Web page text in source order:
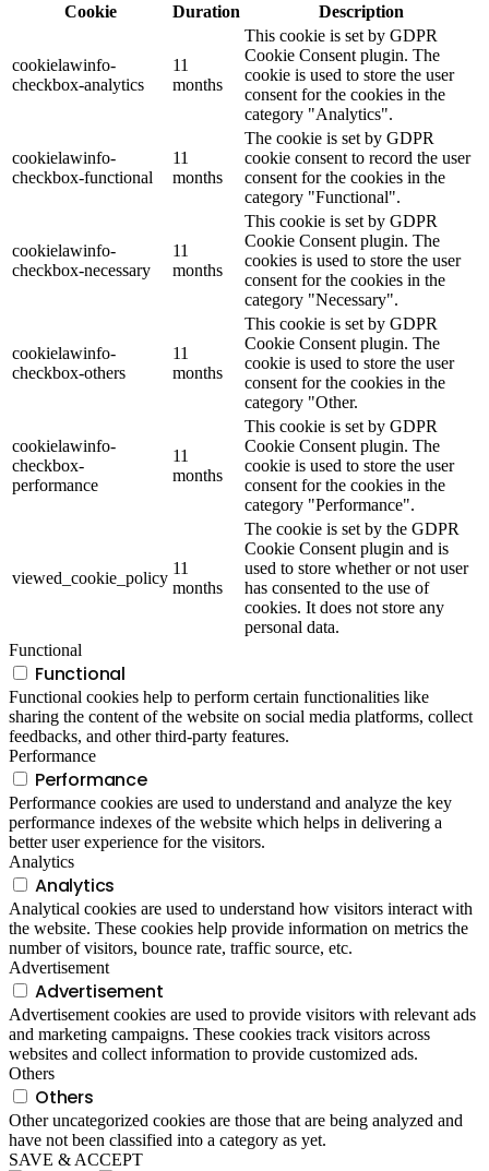
Cookie
Duration Description
cookielawinfo-
checkbox-analytics
11
months
This cookie is set by GDPR
Cookie Consent plugin. The
cookie is used to store the user
consent for the cookies in the
category "Analytics".
cookielawinfo-
checkbox-functional
11
months
The cookie is set by GDPR
cookie consent to record the user
consent for the cookies in the
category "Functional".
cookielawinfo-
checkbox-necessary
11
months
This cookie is set by GDPR
Cookie Consent plugin. The
cookies is used to store the user
consent for the cookies in the
category "Necessary".
cookielawinfo-
checkbox-others
11
months
This cookie is set by GDPR
Cookie Consent plugin. The
cookie is used to store the user
consent for the cookies in the
category "Other.
cookielawinfo-
checkbox-
performance
11
months
This cookie is set by GDPR
Cookie Consent plugin. The
cookie is used to store the user
consent for the cookies in the
category "Performance".
viewed_cookie_policy
11
months
The cookie is set by the GDPR
Cookie Consent plugin and is
used to store whether or not user
has consented to the use of
cookies. It does not store any
personal data.
Functional
Functional
Functional cookies help to perform certain functionalities like
sharing the content of the website on social media platforms, collect
feedbacks, and other third-party features.
Performance
Performance
Performance cookies are used to understand and analyze the key
performance indexes of the website which helps in delivering a
better user experience for the visitors.
Analytics
Analytics
Analytical cookies are used to understand how visitors interact with
the website. These cookies help provide information on metrics the
number of visitors, bounce rate, traffic source, etc.
Advertisement
Advertisement
Advertisement cookies are used to provide visitors with relevant ads
and marketing campaigns. These cookies track visitors across
websites and collect information to provide customized ads.
Others
Others
Other uncategorized cookies are those that are being analyzed and
have not been classified into a category as yet.
SAVE & ACCEPT